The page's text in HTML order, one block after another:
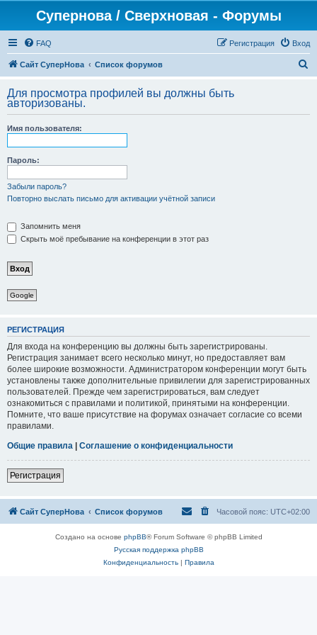
Супернова / Сверхновая - Форумы
FAQ Вход
Регистрация
Сайт СуперНова Список форумов
с
Для просмотра профилей вы должны быть
авторизованы.
Имя пользователя:
Пароль:
Забыли пароль?
Повторно выслать письмо для активации учётной записи
Запомнить меня
Скрыть моё пребывание на конференции в этот раз
Google
РЕГИСТРАЦИЯ
Для входа на конференцию вы должны быть зарегистрированы.
Регистрация занимает всего несколько минут, но предоставляет вам
более широкие возможности. Администратором конференции могут быть
установлены также дополнительные привилегии для зарегистрированных
пользователей. Прежде чем зарегистрироваться, вам следует
ознакомиться с правилами и политикой, принятыми на конференции.
Помните, что ваше присутствие на форумах означает согласие со всеми
правилами.
Общие правила | Соглашение о конфиденциальности
Регистрация
Сайт СуперНова Список форумов Часовой пояс: UTC+02:00
Создано на основе phpBB® Forum Software © phpBB Limited
Русская поддержка phpBB
Конфиденциальность| Правила